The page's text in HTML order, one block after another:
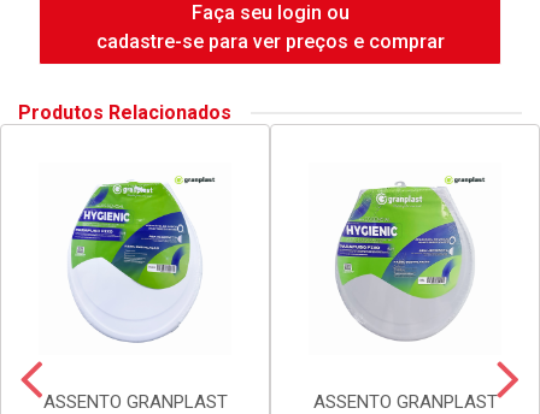
Faça seu login ou
cadastre-se para ver preços e comprar
Produtos Relacionados
ASSENTO GRANPLAST
ASSENTO GRANPLAST